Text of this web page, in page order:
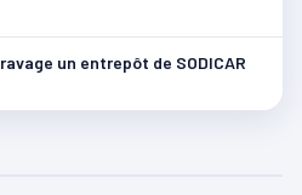
un entrepôt de SODICAR